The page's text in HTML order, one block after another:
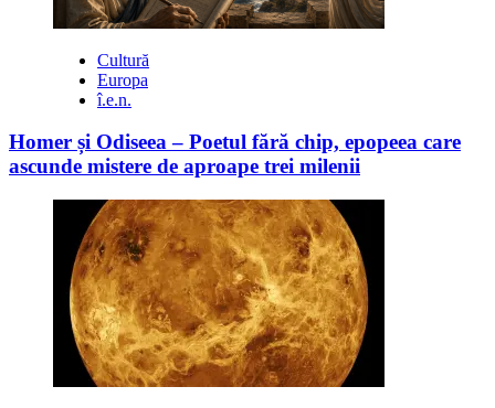
Cultură
Europa
î.e.n.
Homer și Odiseea – Poetul fără chip, epopeea care
ascunde mistere de aproape trei milenii